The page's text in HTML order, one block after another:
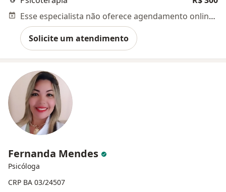
Esse especialista não oferece agendamento online para esse endereço.
Solicite um atendimento
Fernanda Mendes
Psicóloga
CRP BA 03/24507